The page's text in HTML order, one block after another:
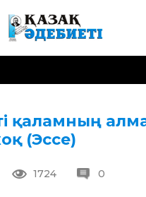
қаламның
(Эссе)
1724 0